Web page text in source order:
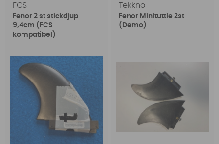
FCS
Fenor 2 st stickdjup
9,4cm (FCS
kompatibel)
Tekkno
Fenor Minituttle 2st
(Demo)